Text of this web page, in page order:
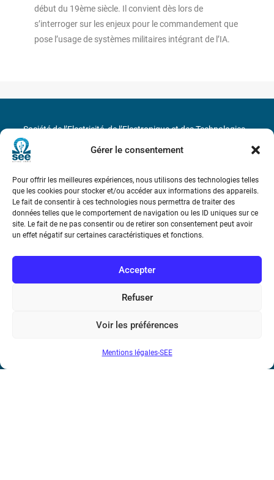
Gérer le consentement
Pour offrir les meilleures expériences, nous utilisons des technologies telles
que les cookies pour stocker et/ou accéder aux informations des appareils.
Le fait de consentir à ces technologies nous permettra de traiter des
données telles que le comportement de navigation ou les ID uniques sur ce
site. Le fait de ne pas consentir ou de retirer son consentement peut avoir
un effet négatif sur certaines caractéristiques et fonctions.
Accepter
Refuser
Voir les préférences
Mentions légales-SEE
début du 19ème siècle. Il convient dès lors de
s’interroger sur les enjeux pour le commandement que
pose l’usage de systèmes militaires intégrant de l’IA.
Bicentenaire des découvertes d’André-
Société de l’Electricité, de l’Electronique et des Technologies
de l’Information et de la Communication
Métro : « Boissière » Ligne 6 et « Iéna » Ligne 9
Téléphone : (+33) 1 56 90 37 17
N° de SIREN : 785 393 232, Code APE : 9412Z TVA intra-
communautaire : FR44 785 393 232